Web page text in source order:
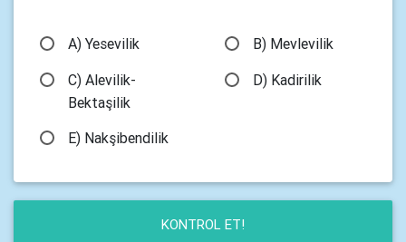
A) Yesevilik
B) Mevlevilik
C) Alevilik-
Bektaşilik
D) Kadirilik
E) Nakşibendilik
KONTROL ET!